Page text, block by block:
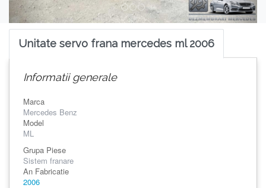
Unitate servo frana mercedes ml 2006
Informatii generale
Marca
Mercedes Benz
Model
ML
Grupa Piese
Sistem franare
An Fabricatie
2006